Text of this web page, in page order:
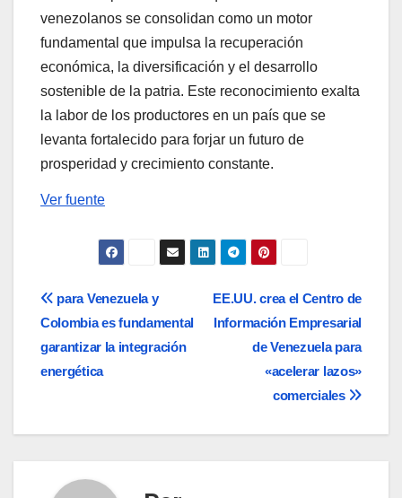
venezolanos se consolidan como un motor
fundamental que impulsa la recuperación
económica, la diversificación y el desarrollo
sostenible de la patria. Este reconocimiento exalta
la labor de los productores en un país que se
levanta fortalecido para forjar un futuro de
prosperidad y crecimiento constante.
Ver fuente
Navegación
de
entradas
EE.UU. crea el Centro de
Información Empresarial
de Venezuela para
«acelerar lazos»
comerciales
para Venezuela y
Colombia es fundamental
garantizar la integración
energética